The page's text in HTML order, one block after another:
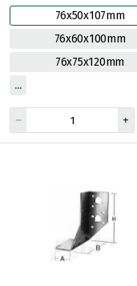
76x50x107mm
76x60x100mm
76x75x120mm